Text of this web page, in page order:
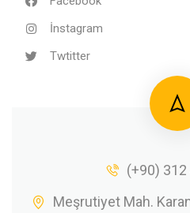
İnstagram
Twtitter
(+90)
Meşrutiyet Mah.